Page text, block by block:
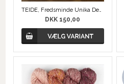
TEIDE, Fredsminde Unika Design
DKK 150,00